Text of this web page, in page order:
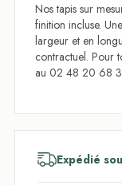
Nos tapis sur
finition incluse.
largeur et en
contractuel. Pour
au 02 48 20 68
Expédié